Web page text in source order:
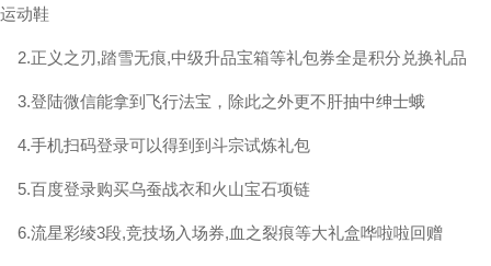
运动鞋
2.正义之刃,踏雪无痕,中级升品宝箱等礼包券全是积分兑换礼品
3.登陆微信能拿到飞行法宝，除此之外更不肝抽中绅士蛾
4.手机扫码登录可以得到到斗宗试炼礼包
5.百度登录购买乌蚕战衣和火山宝石项链
6.流星彩绫3段,竞技场入场券,血之裂痕等大礼盒哗啦啦回赠